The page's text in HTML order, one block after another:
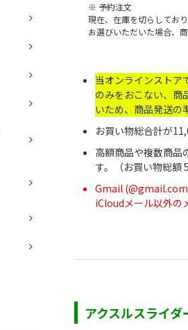
※ 予約注文
現在、在庫を切らしてお
お選びいただいた場合、
当オンラインストア
のみをおこない、商
いため、商品発送の
お買い物総合計が
高額商品や複数商品
す。（お買い物総額
Gmail
iCloudメール以外の
アクスルスライ